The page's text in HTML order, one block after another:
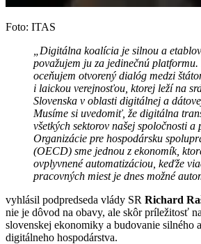
Foto: ITAS
Digitálna koalícia je silnou a
považujem ju za jedinečnú platformu.
oceňujem otvorený dialóg medzi
i laickou verejnosťou, ktorej leží na
Slovenska v oblasti digitálnej a
Musíme si uvedomiť, že digitálna
všetkých sektorov našej spoločnosti a
Organizácie pre hospodársku
(OECD) sme jednou z ekonomík,
ovplyvnené automatizáciou, keďže
pracovných miest je dnes možné
vyhlásil podpredseda vlády SR Richard
nie je dôvod na obavy, ale skôr príležitosť
slovenskej ekonomiky a budovanie silného
digitálneho hospodárstva.